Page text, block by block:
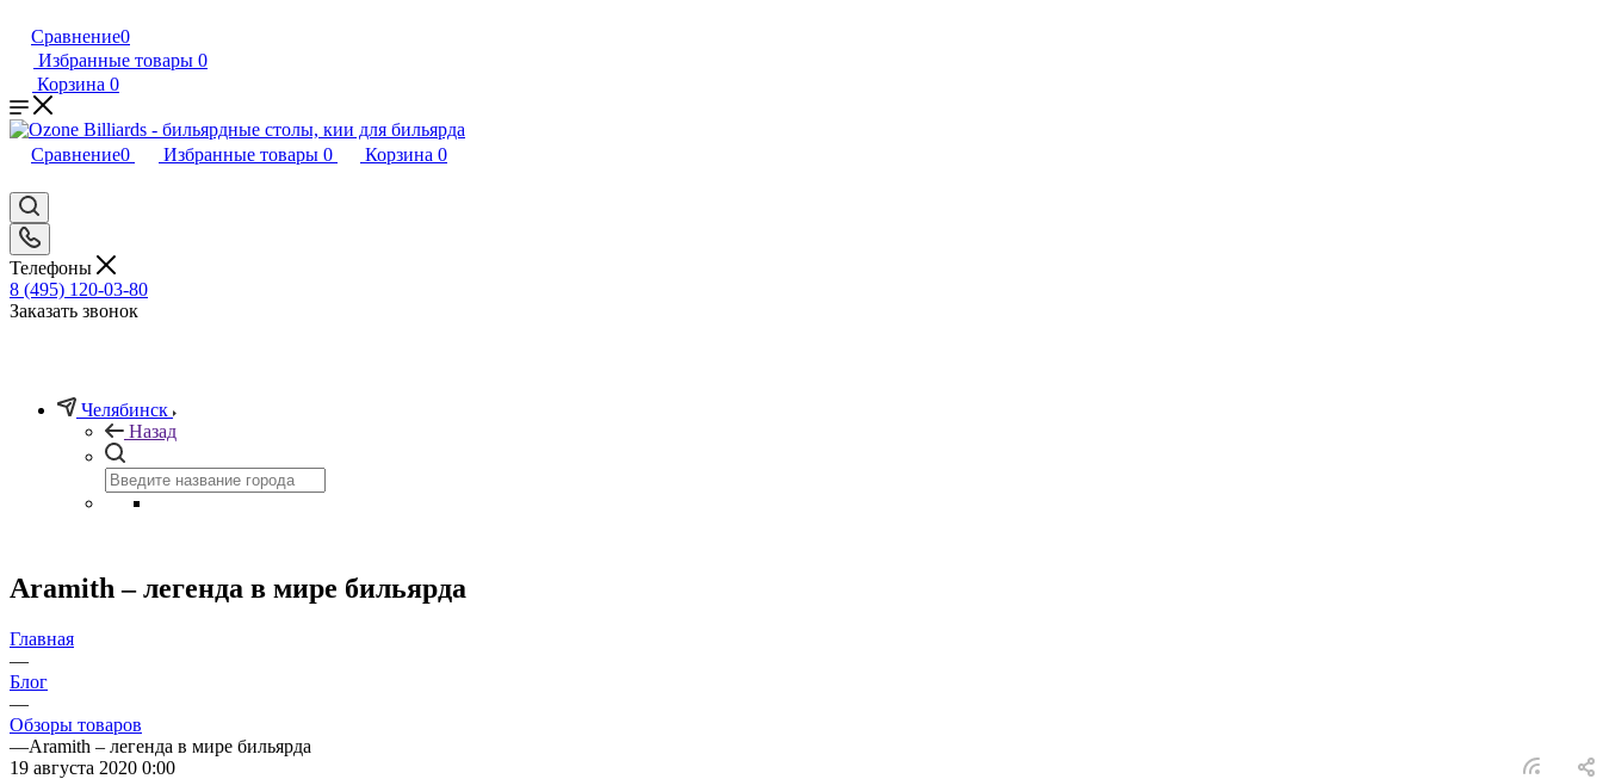
Сравнение0
Избранные товары 0
Корзина 0
Сравнение0 Избранные товары 0 Корзина 0
Телефоны
8 (495) 120-03-80
Заказать звонок
Челябинск
Назад
Aramith – легенда в мире бильярда
Главная
—
Блог
—
Обзоры товаров
—Aramith – легенда в мире бильярда
19 августа 2020 0:00